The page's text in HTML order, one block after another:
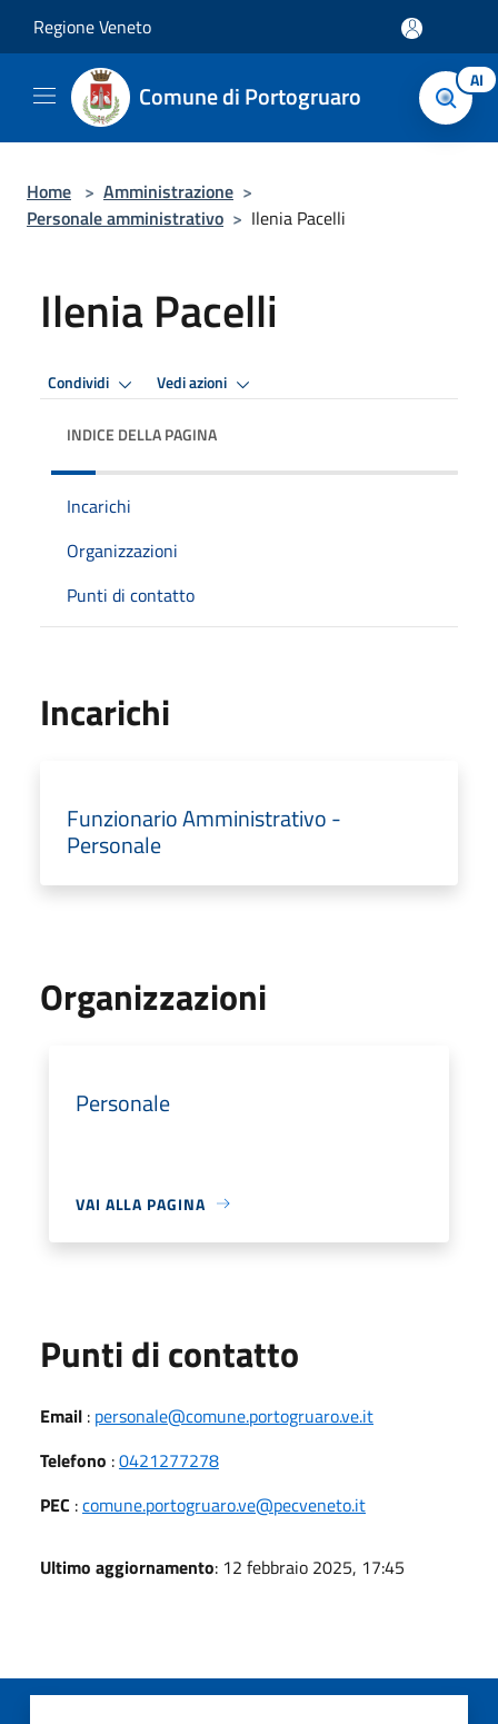
Regione Veneto
Comune di Portogruaro AI
Home > Amministrazione >
Personale amministrativo > Ilenia Pacelli
Ilenia Pacelli
Condividi Vedi azioni
INDICE DELLA PAGINA
Incarichi
Organizzazioni
Punti di contatto
Incarichi
Funzionario Amministrativo -
Personale
Organizzazioni
Personale
VAI ALLA PAGINA
Punti di contatto
Email : personale@comune.portogruaro.ve.it
Telefono :0421277278
PEC :comune.portogruaro.ve@pecveneto.it
Ultimo aggiornamento: 12 febbraio 2025, 17:45